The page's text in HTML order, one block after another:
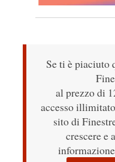
Se ti è piaciuto
al prezzo di
accesso
sito di
crescere e